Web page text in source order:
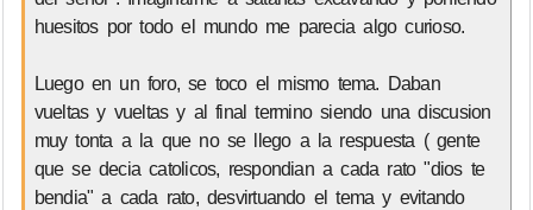
huesitos por todo el mundo me parecia algo curioso.
Luego en un foro, se toco el mismo tema. Daban
vueltas y vueltas y al final termino siendo una discusion
muy tonta a la que no se llego a la respuesta ( gente
que se decia catolicos, respondian a cada rato "dios te
bendia" a cada rato, desvirtuando el tema y evitando